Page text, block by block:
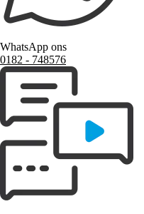
WhatsApp ons
0182 ‑ 748576